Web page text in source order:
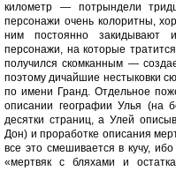
километр — потрындели
персонажи очень колоритны,
ним постоянно закидывают
персонажи, на которые
получился скомканным —
поэтому дичайшие нестыковки
по имени Гранд. Отдельное
описании географии Улья (на
десятки страниц, а Улей
Дон) и проработке описания
все это смешивается в кучу,
«мертвяк с бляхами и